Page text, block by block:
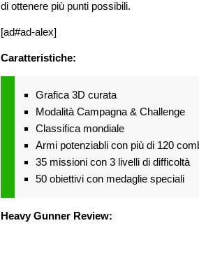
di ottenere più punti possibili.
[ad#ad-alex]
Caratteristiche:
Grafica 3D curata
Modalità Campagna & Challenge
Classifica mondiale
Armi potenziabli con più di 120
35 missioni con 3 livelli di difficoltà
50 obiettivi con medaglie speciali
Heavy Gunner Review: